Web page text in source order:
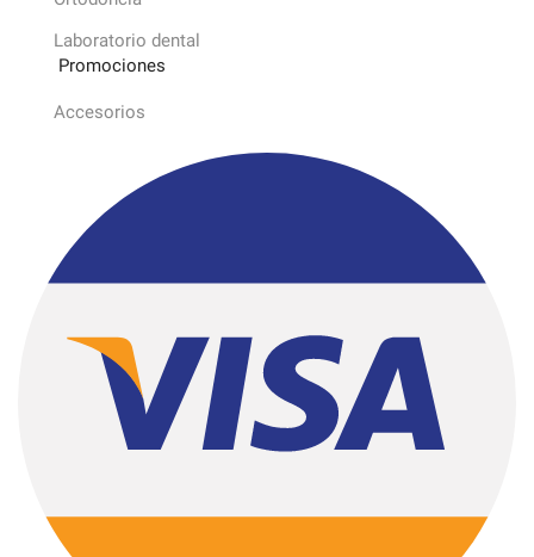
Laboratorio dental
Promociones
Accesorios